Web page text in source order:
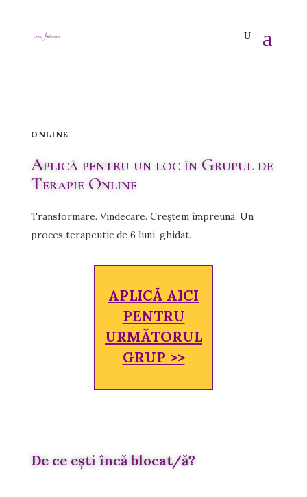
ONLINE
Aplică pentru un loc în Grupul de
Terapie Online
Transformare. Vindecare. Creștem împreună. Un
proces terapeutic de 6 luni, ghidat.
APLICĂ AICI
PENTRU
URMĂTORUL
GRUP >>
De ce ești încă blocat/ă?